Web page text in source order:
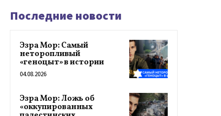
Последние новости
Эзра Мор: Самый
неторопливый
«геноцыт» в истории
04.08.2026
Эзра Мор: Ложь об
«оккупированных